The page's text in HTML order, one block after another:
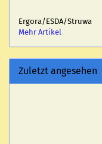
Ergora/ESDA/Struwa
Mehr Artikel
Zuletzt angesehen